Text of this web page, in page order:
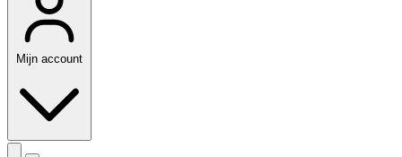
Mijn account